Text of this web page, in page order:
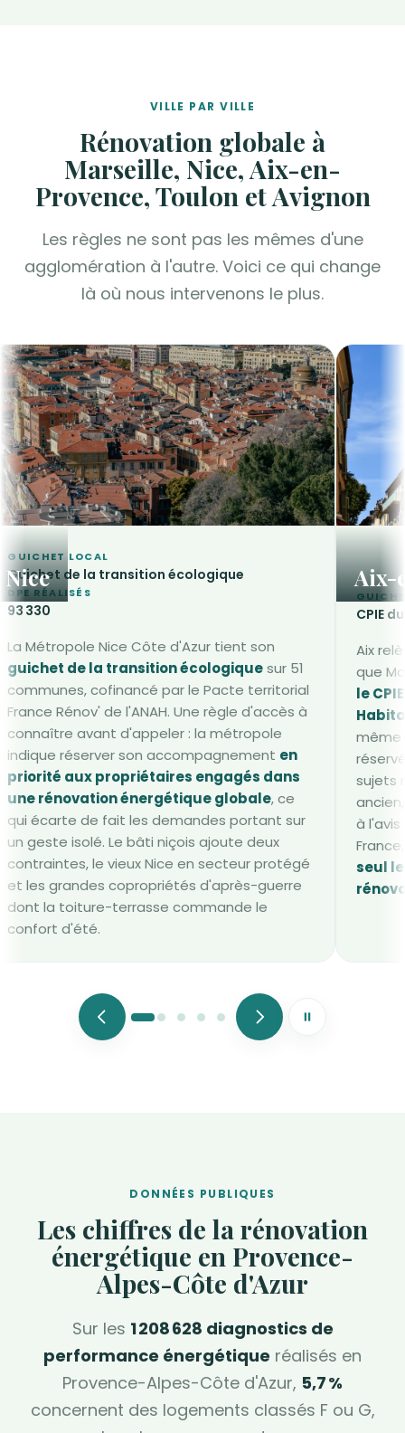
VILLE PAR VILLE
Rénovation globale à
Marseille, Nice, Aix-en-
Provence, Toulon et Avignon
Les règles ne sont pas les mêmes d'une
agglomération à l'autre. Voici ce qui change
là où nous intervenons le plus.
Nice
GUICHET LOCAL
Guichet de la transition écologique
DPE RÉALISÉS
93 330
La Métropole Nice Côte d'Azur tient son
guichet de la transition écologiquesur 51
communes, cofinancé par le Pacte territorial
France Rénov' de l'ANAH. Une règle d'accès à
connaître avant d'appeler : la métropole
indique réserver son accompagnement en
priorité aux propriétaires engagés dans
une rénovation énergétique globale, ce
qui écarte de fait les demandes portant sur
un geste isolé. Le bâti niçois ajoute deux
contraintes, le vieux Nice en secteur protégé
et les grandes copropriétés d'après-guerre
dont la toiture-terrasse commande le
confort d'été.
Aix-
CPIE
Aix
que
le
même
sujets
à
seul
Mettre le
DONNÉES PUBLIQUES
Les chiffres de la rénovation
énergétique en Provence-
Alpes-Côte d'Azur
Sur les 1 208 628 diagnostics de
performance énergétique réalisés en
Provence-Alpes-Côte d'Azur, 5,7 %
concernent des logements classés F ou G,